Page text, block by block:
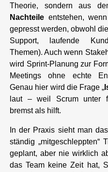
Theorie, sondern aus
Nachteile entstehen,
gepresst werden, obwohl
Support, laufende
Themen). Auch wenn
wird Sprint-Planung zur
Meetings ohne echte
Genau hier wird die Frage „
laut – weil Scrum unter
bremst als hilft.
In der Praxis sieht man
ständig „mitgeschleppten“
geplant, aber nie wirklich
das Team keine Zeit hat,